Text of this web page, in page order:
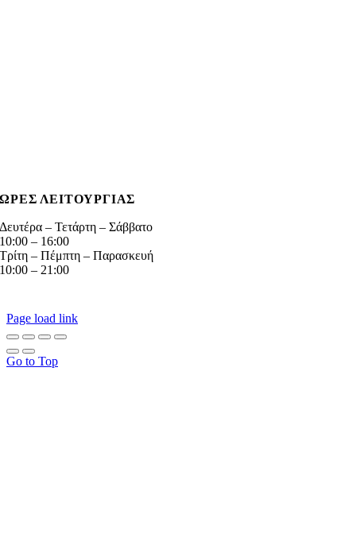
ΩΡΕΣ ΛΕΙΤΟΥΡΓΙΑΣ
Δευτέρα – Τετάρτη – Σάββατο
10:00 – 16:00
Τρίτη – Πέμπτη – Παρασκευή
10:00 – 21:00
Page load link
Go to Top